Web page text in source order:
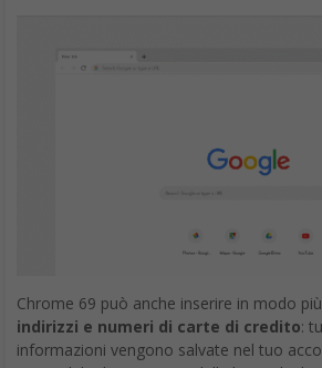
Chrome 69 può anche inserire in modo
indirizzi e numeri di carte di credito:
informazioni vengono salvate nel tuo